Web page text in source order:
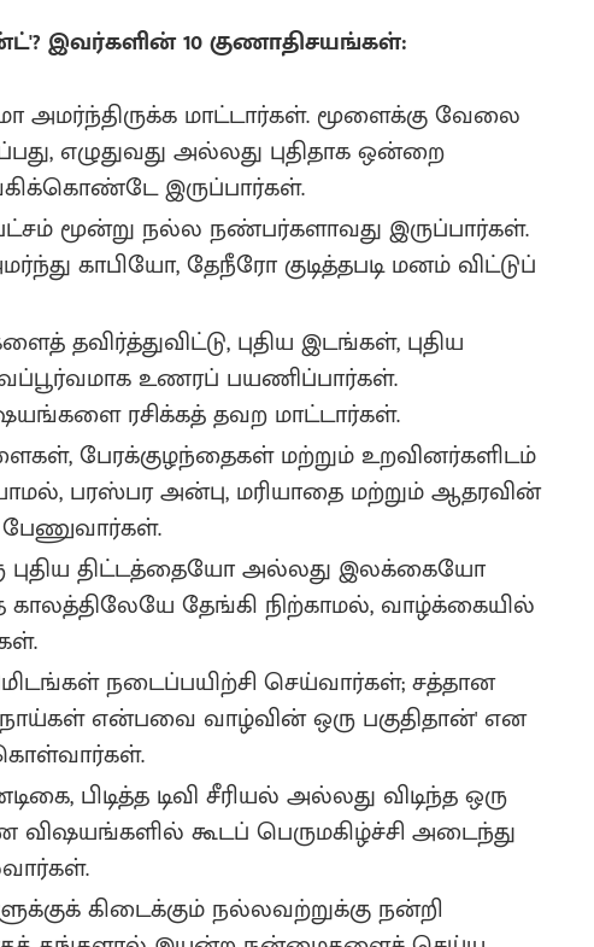
இவர்களின் 10 குணாதிசயங்கள்:
அமர்ந்திருக்க மாட்டார்கள். மூளைக்கு வேலை
எழுதுவது அல்லது புதிதாக ஒன்றை
இருப்பார்கள்.
மூன்று நல்ல நண்பர்களாவது இருப்பார்கள்.
காபியோ, தேநீரோ குடித்தபடி மனம் விட்டுப்
தவிர்த்துவிட்டு, புதிய இடங்கள், புதிய
உணரப் பயணிப்பார்கள்.
ரசிக்கத் தவற மாட்டார்கள்.
பேரக்குழந்தைகள் மற்றும் உறவினர்களிடம்
பரஸ்பர அன்பு, மரியாதை மற்றும் ஆதரவின்
புதிய திட்டத்தையோ அல்லது இலக்கையோ
காலத்திலேயே தேங்கி நிற்காமல், வாழ்க்கையில்
நடைப்பயிற்சி செய்வார்கள்; சத்தான
என்பவை வாழ்வின் ஒரு பகுதிதான்' என
பிடித்த டிவி சீரியல் அல்லது விடிந்த ஒரு
விஷயங்களில் கூடப் பெருமகிழ்ச்சி அடைந்து
கிடைக்கும் நல்லவற்றுக்கு நன்றி